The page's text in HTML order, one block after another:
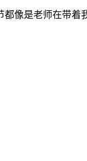
像是老师在带着